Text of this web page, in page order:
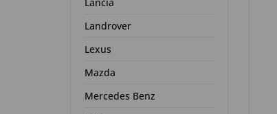
Landrover
Lexus
Mazda
Mercedes Benz